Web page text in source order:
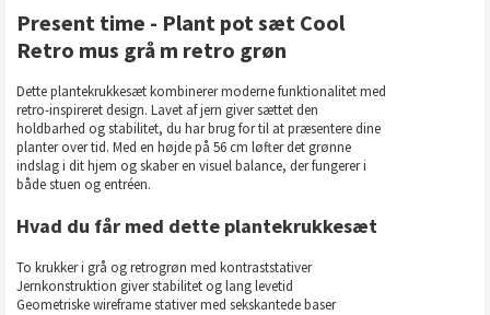
Present time - Plant pot sæt Cool
Retro mus grå m retro grøn
Dette plantekrukkesæt kombinerer moderne funktionalitet med
retro-inspireret design. Lavet af jern giver sættet den
holdbarhed og stabilitet, du har brug for til at præsentere dine
planter over tid. Med en højde på 56 cm løfter det grønne
indslag i dit hjem og skaber en visuel balance, der fungerer i
både stuen og entréen.
Hvad du får med dette plantekrukkesæt
To krukker i grå og retrogrøn med kontraststativer
Jernkonstruktion giver stabilitet og lang levetid
Geometriske wireframe stativer med sekskantede baser